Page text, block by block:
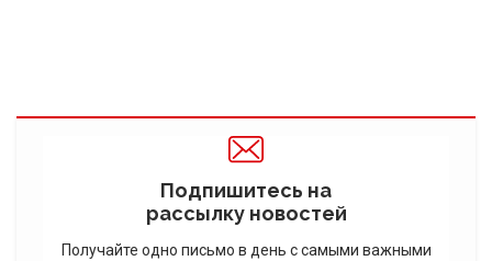
Подпишитесь на
рассылку новостей
Получайте одно письмо в день с самыми важными